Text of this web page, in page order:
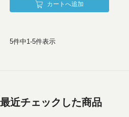
カートへ追加
5件中1-5件表示
最近チェックした商品